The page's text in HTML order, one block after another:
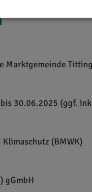
Marktgemeinde
30.06.2025 (ggf.
(BMWK)
gGmbH